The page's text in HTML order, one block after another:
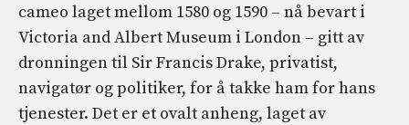
cameo laget mellom 1580 og 1590 – nå bevart i
Victoria and Albert Museum i London – gitt av
dronningen til Sir Francis Drake, privatist,
navigatør og politiker, for å takke ham for hans
tjenester. Det er et ovalt anheng, laget av